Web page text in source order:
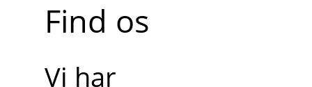
Find os
Vi har